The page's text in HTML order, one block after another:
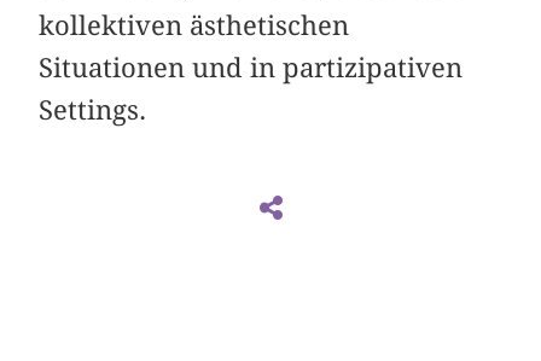
kollektiven ästhetischen
Situationen und in partizipativen
Settings.